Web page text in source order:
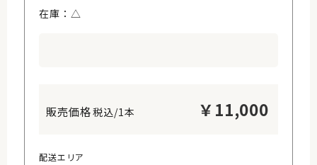
在庫：△
税込/1本 ￥ 11,000
配送エリア